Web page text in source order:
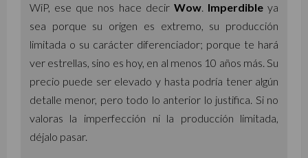
WiP, ese que nos hace decir Wow. Imperdible ya
sea porque su origen es extremo, su producción
limitada o su carácter diferenciador; porque te hará
ver estrellas, sino es hoy, en al menos 10 años más. Su
precio puede ser elevado y hasta podría tener algún
detalle menor, pero todo lo anterior lo justifica. Si no
valoras la imperfección ni la producción limitada,
déjalo pasar.